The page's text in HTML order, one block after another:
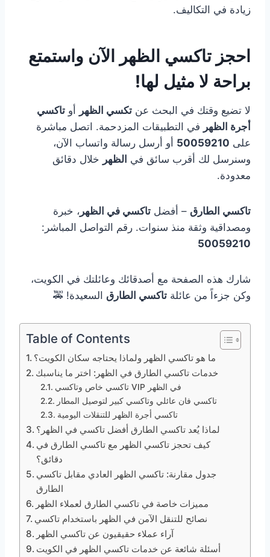
زيادة في التكاليف.
احجز تاكسي الظهر الآن واستمتع
براحة لا مثيل لها!
لا تضيع وقتك في البحث عن تكسي الظهر أو تاكسي
أجرة الظهر في التطبيقات المزدحمة. اتصل مباشرة
على 50059210 أو أرسل رسالة واتساب الآن،
وسنرسل لك أقرب سائق في الظهر خلال دقائق
معدودة.
تاكسي الطارق – أفضل تاكسي في الظهر ، خبرة
ومصداقية وثقة منذ سنوات. رقم التواصل المباشر:
50059210
شارك هذه الصفحة مع أصدقائك وعائلتك في الكويت،
وكن جزءاً من عائلة تاكسي الطارق السعيدة! 🚕
Table of Contents
ما هو تاكسي الظهر ولماذا يحتاجه سكان الكويت؟
خدمات تاكسي الطارق في الظهر: اختر ما يناسبك
تاكسي خاص وتاكسي VIP في الظهر
تاكسي فان عائلي وتاكسي كبير لتوصيل المطار
تاكسي أجرة الظهر للتنقلات اليومية
لماذا يُعد تاكسي الطارق أفضل تاكسي في الظهر؟
كيف تحجز تاكسي الظهر مع تاكسي الطارق في
دقائق؟
جدول مقارنة: تاكسي الظهر العادي مقابل تاكسي
الطارق
مميزات خاصة في تاكسي الطارق لعملاء الظهر
نصائح للتنقل الآمن في الظهر باستخدام تاكسي
آراء عملاء حقيقيون عن تاكسي الظهر
أسئلة شائعة عن خدمات تاكسي الظهر في الكويت